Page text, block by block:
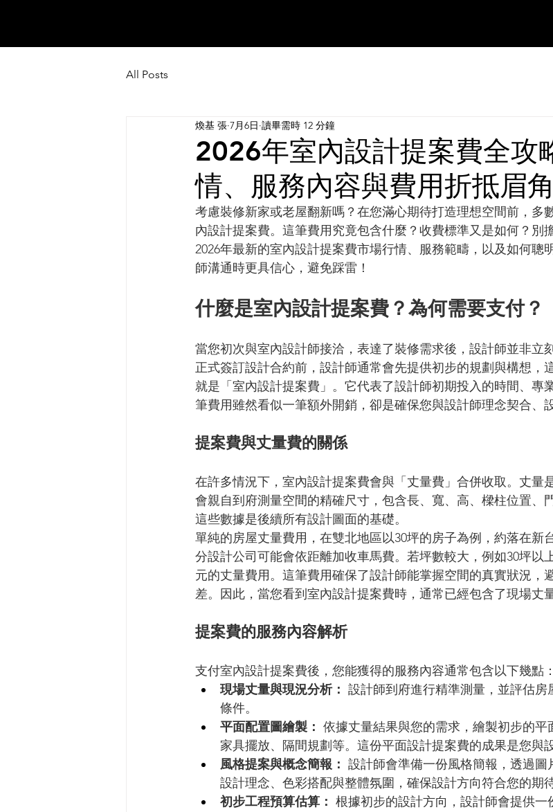
All Posts
2026年室內設計提案費全攻
情、服務內容與費用折抵眉角
煥基 張 7月6日 讀畢需時 12 分鐘
考慮裝修新家或老屋翻新嗎？在您滿心期待打造理想空間前，多
內設計提案費。這筆費用究竟包含什麼？收費標準又是如何？別
2026年最新的室內設計提案費市場行情、服務範疇，以及如何聰
師溝通時更具信心，避免踩雷！
什麼是室內設計提案費？為何需要支付？
當您初次與室內設計師接洽，表達了裝修需求後，設計師並非立
正式簽訂設計合約前，設計師通常會先提供初步的規劃與構想，
就是「室內設計提案費」。它代表了設計師初期投入的時間、專
筆費用雖然看似一筆額外開銷，卻是確保您與設計師理念契合、
提案費與丈量費的關係
在許多情況下，室內設計提案費會與「丈量費」合併收取。丈量
會親自到府測量空間的精確尺寸，包含長、寬、高、樑柱位置、
這些數據是後續所有設計圖面的基礎。
單純的房屋丈量費用，在雙北地區以30坪的房子為例，約落在新
分設計公司可能會依距離加收車馬費。若坪數較大，例如30坪以
元的丈量費用。這筆費用確保了設計師能掌握空間的真實狀況，
差。因此，當您看到室內設計提案費時，通常已經包含了現場丈
提案費的服務內容解析
支付室內設計提案費後，您能獲得的服務內容通常包含以下幾點：
現場丈量與現況分析： 設計師到府進行精準測量，並評估
條件。
平面配置圖繪製： 依據丈量結果與您的需求，繪製初步的平
家具擺放、隔間規劃等。這份平面設計提案費的成果是您與
風格提案與概念簡報： 設計師會準備一份風格簡報，透過圖
設計理念、色彩搭配與整體氛圍，確保設計方向符合您的期待
初步工程預算估算： 根據初步的設計方向，設計師會提供